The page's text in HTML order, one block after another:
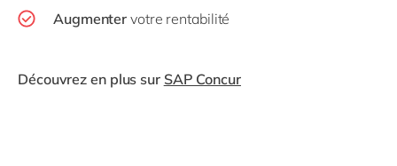
Augmenter votre rentabilité
Découvrez en plus sur SAP Concur